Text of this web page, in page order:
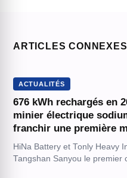
ARTICLES CONNEXES
ACTUALITÉS
676 kWh rechargés en
minier électrique
franchir une première
HiNa Battery et Tonly Heavy
Tangshan Sanyou le premier